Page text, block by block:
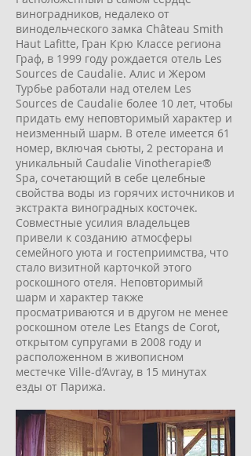
виноградников, недалеко от
винодельческого замка Château Smith
Haut Lafitte, Гран Крю Классе региона
Граф, в 1999 году рождается отель Les
Sources de Caudalie. Алис и Жером
Турбье работали над отелем Les
Sources de Caudalie более 10 лет, чтобы
придать ему неповторимый характер и
неизменный шарм. В отеле имеется 61
номер, включая сьюты, 2 ресторана и
уникальный Caudalie Vinotherapie®
Spa, сочетающий в себе целебные
свойства воды из горячих источников и
экстракта виноградных косточек.
Совместные усилия владельцев
привели к созданию атмосферы
семейного уюта и гостеприимства, что
стало визитной карточкой этого
роскошного отеля. Неповторимый
шарм и характер также
просматриваются и в другом не менее
роскошном отеле Les Etangs de Corot,
открытом супругами в 2008 году и
расположенном в живописном
местечке Ville-d’Avray, в 15 минутах
езды от Парижа.